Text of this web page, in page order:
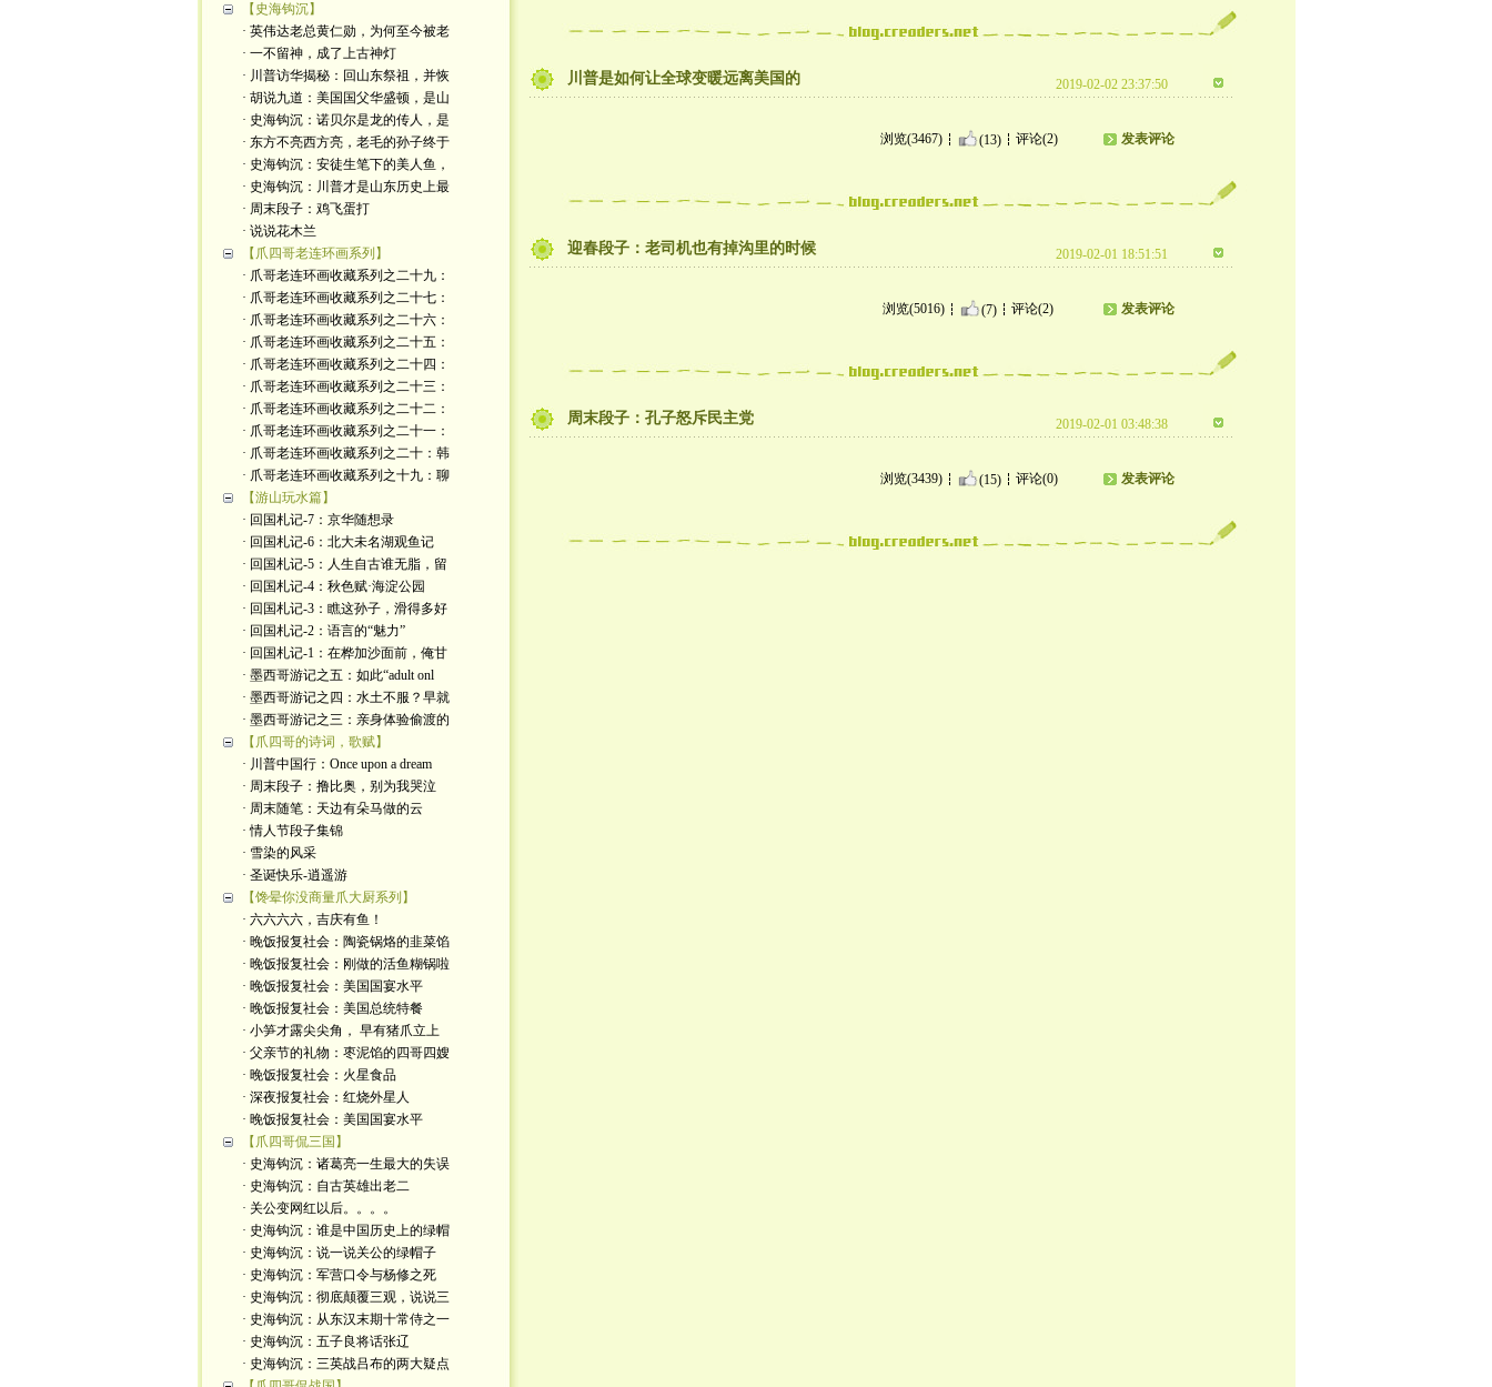
【史海钩沉】
· 英伟达老总黄仁勋，为何至今被老
· 一不留神，成了上古神灯
· 川普访华揭秘：回山东祭祖，并恢
· 胡说九道：美国国父华盛顿，是山
· 史海钩沉：诺贝尔是龙的传人，是
· 东方不亮西方亮，老毛的孙子终于
· 史海钩沉：安徒生笔下的美人鱼，
· 史海钩沉：川普才是山东历史上最
· 周末段子：鸡飞蛋打
· 说说花木兰
【爪四哥老连环画系列】
· 爪哥老连环画收藏系列之二十九：
· 爪哥老连环画收藏系列之二十七：
· 爪哥老连环画收藏系列之二十六：
· 爪哥老连环画收藏系列之二十五：
· 爪哥老连环画收藏系列之二十四：
· 爪哥老连环画收藏系列之二十三：
· 爪哥老连环画收藏系列之二十二：
· 爪哥老连环画收藏系列之二十一：
· 爪哥老连环画收藏系列之二十：韩
· 爪哥老连环画收藏系列之十九：聊
【游山玩水篇】
· 回国札记-7：京华随想录
· 回国札记-6：北大未名湖观鱼记
· 回国札记-5：人生自古谁无脂，留
· 回国札记-4：秋色赋·海淀公园
· 回国札记-3：瞧这孙子，滑得多好
· 回国札记-2：语言的“魅力”
· 回国札记-1：在桦加沙面前，俺甘
· 墨西哥游记之五：如此“adult onl
· 墨西哥游记之四：水土不服？早就
· 墨西哥游记之三：亲身体验偷渡的
【爪四哥的诗词，歌赋】
· 川普中国行：Once upon a dream
· 周末段子：撸比奥，别为我哭泣
· 周末随笔：天边有朵马做的云
· 情人节段子集锦
· 雪染的风采
· 圣诞快乐-逍遥游
【馋晕你没商量爪大厨系列】
· 六六六六，吉庆有鱼！
· 晚饭报复社会：陶瓷锅烙的韭菜馅
· 晚饭报复社会：刚做的活鱼糊锅啦
· 晚饭报复社会：美国国宴水平
· 晚饭报复社会：美国总统特餐
· 小笋才露尖尖角， 早有猪爪立上
· 父亲节的礼物：枣泥馅的四哥四嫂
· 晚饭报复社会：火星食品
· 深夜报复社会：红烧外星人
· 晚饭报复社会：美国国宴水平
【爪四哥侃三国】
· 史海钩沉：诸葛亮一生最大的失误
· 史海钩沉：自古英雄出老二
· 关公变网红以后。。。。
· 史海钩沉：谁是中国历史上的绿帽
· 史海钩沉：说一说关公的绿帽子
· 史海钩沉：军营口令与杨修之死
· 史海钩沉：彻底颠覆三观，说说三
· 史海钩沉：从东汉末期十常侍之一
· 史海钩沉：五子良将话张辽
· 史海钩沉：三英战吕布的两大疑点
川普是如何让全球变暖远离美国的 2019-02-02 23:37:50
浏览(3467) (13) 评论(2) 发表评论
迎春段子：老司机也有掉沟里的时候 2019-02-01 18:51:51
浏览(5016) (7) 评论(2) 发表评论
周末段子：孔子怒斥民主党 2019-02-01 03:48:38
浏览(3439) (15) 评论(0) 发表评论